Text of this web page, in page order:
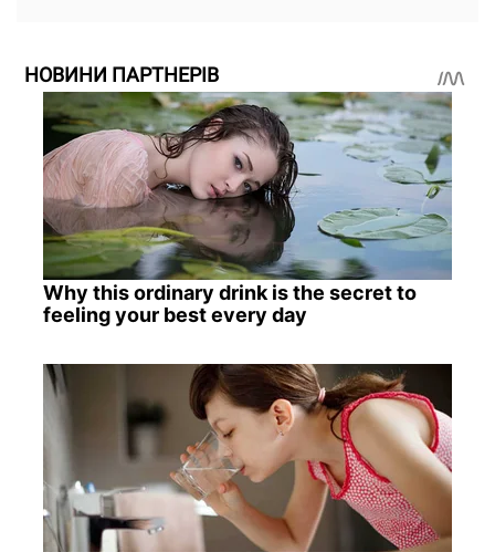
НОВИНИ ПАРТНЕРІВ
Why this ordinary drink is the secret to
feeling your best every day